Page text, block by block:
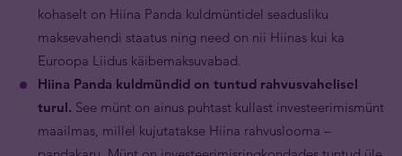
kohaselt on Hiina Panda kuldmüntidel seadusliku
maksevahendi staatus ning need on nii Hiinas kui ka
Euroopa Liidus käibemaksuvabad.
Hiina Panda kuldmündid on tuntud rahvusvahelisel
turul. See münt on ainus puhtast kullast investeerimismünt
maailmas, millel kujutatakse Hiina rahvuslooma –